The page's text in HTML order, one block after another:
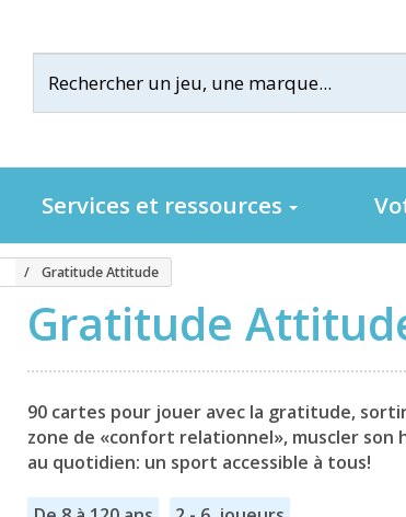
Services et ressources
Gratitude Attitude
Gratitude
90 cartes pour jouer avec la gratitude,
zone de «confort relationnel», muscler son
au quotidien: un sport accessible à tous!